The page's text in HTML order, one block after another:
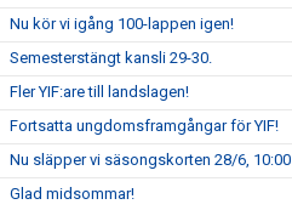
Nu kör vi igång 100-lappen igen!
Semesterstängt kansli 29-30.
Fler YIF:are till landslagen!
Fortsatta ungdomsframgångar för YIF!
Nu släpper vi säsongskorten 28/6, 10:00
Glad midsommar!